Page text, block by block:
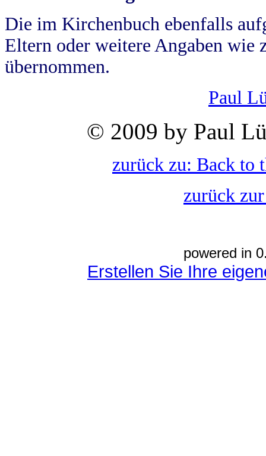
Die im Kirchenbuch ebenfalls
Eltern oder weitere Angaben wie
übernommen.
Paul
© 2009 by Paul
zurück zu: Back to
zurück
powered in
Erstellen Sie Ihre